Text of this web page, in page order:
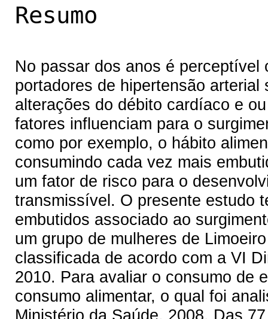
Resumo
No passar dos anos é
portadores de hipertensão
alterações do débito cardíaco e
fatores influenciam para o
como por exemplo, o hábito
consumindo cada vez mais
um fator de risco para o
transmissível. O presente estudo
embutidos associado ao
um grupo de mulheres de
classificada de acordo com a VI
2010. Para avaliar o consumo de
consumo alimentar, o qual foi
Ministério da Saúde, 2008. Das